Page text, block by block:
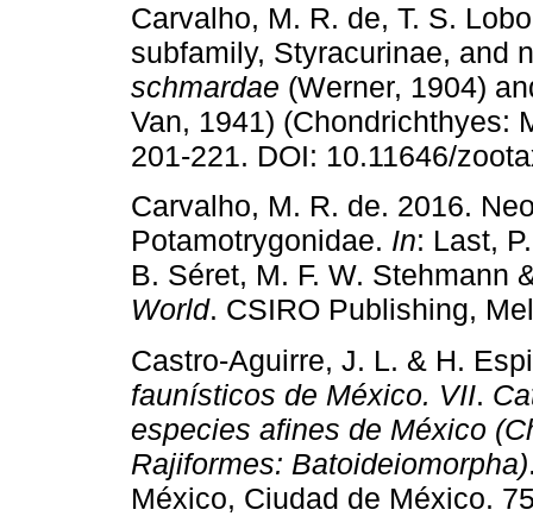
Carvalho, M. R. de, T. S.
subfamily, Styracurinae, and
schmardae (Werner, 1904)
Van, 1941) (Chondrichthyes:
201-221. DOI: 10.11646/
Carvalho, M. R. de. 2016.
Potamotrygonidae. In: Last,
B. Séret, M. F. W. Stehmann
World. CSIRO Publishing,
Castro-Aguirre, J. L. & H.
faunísticos de México. VII.
especies afines de México
Rajiformes: Batoideiomorpha)
México, Ciudad de México.